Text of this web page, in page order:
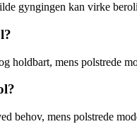
gyngingen kan virke
holdbart, mens polstrede
behov, mens polstrede